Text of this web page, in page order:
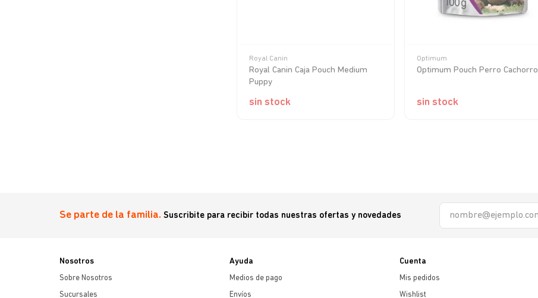
Royal Canin
Royal Canin Caja Pouch Medium
Puppy
sin stock
Optimum
Optimum Pouch Perro Cachorro
sin stock
Se parte de la familia. Suscribite para recibir todas nuestras ofertas y novedades
Nosotros
Sobre Nosotros
Sucursales
Ayuda
Medios de pago
Envíos
Cuenta
Mis pedidos
Wishlist